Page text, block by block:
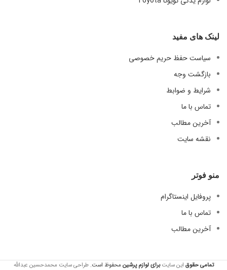
لینک های مفید
سیاست حفظ حریم خصوصی
بازگشت وجه
شرایط و ضوابط
تماس با ما
آخرین مطالب
نقشه سایت
منو فوتر
پروفایل اینستاگرام
تماس با ما
آخرین مطالب
تمامی حقوق این سایتبرای لوازمپرشین محفوظ است.طراحی سایت محمدحسین عبدالله